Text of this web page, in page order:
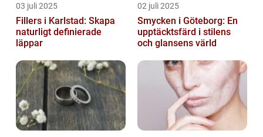
03 juli 2025
Fillers i Karlstad: Skapa
naturligt definierade
läppar
02 juli 2025
Smycken i Göteborg: En
upptäcktsfärd i stilens
och glansens värld